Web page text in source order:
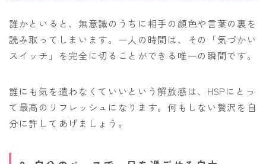
誰かといると、無意識のうちに相手の顔色や言葉の裏を
読み取ってしまいます。一人の時間は、その「気づかい
スイッチ」を完全に切ることができる唯一の瞬間です。
誰にも気を遣わなくていいという解放感は、HSPにとっ
て最高のリフレッシュになります。何もしない贅沢を自
分に許してあげましょう。